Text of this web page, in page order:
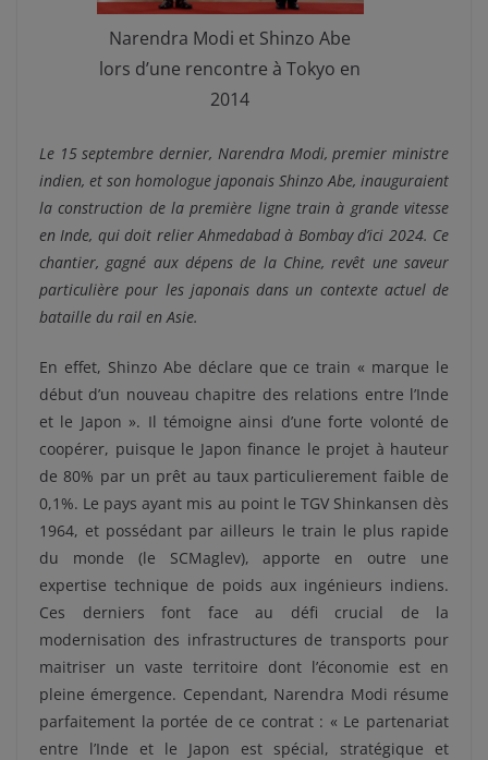
Narendra Modi et Shinzo Abe
lors d’une rencontre à Tokyo en
2014
Le 15 septembre dernier, Narendra Modi, premier ministre
indien, et son homologue japonais Shinzo Abe, inauguraient
la construction de la première ligne train à grande vitesse
en Inde, qui doit relier Ahmedabad à Bombay d’ici 2024. Ce
chantier, gagné aux dépens de la Chine, revêt une saveur
particulière pour les japonais dans un contexte actuel de
bataille du rail en Asie.
En effet, Shinzo Abe déclare que ce train « marque le
début d’un nouveau chapitre des relations entre l’Inde
et le Japon ». Il témoigne ainsi d’une forte volonté de
coopérer, puisque le Japon finance le projet à hauteur
de 80% par un prêt au taux particulierement faible de
0,1%. Le pays ayant mis au point le TGV Shinkansen dès
1964, et possédant par ailleurs le train le plus rapide
du monde (le SCMaglev), apporte en outre une
expertise technique de poids aux ingénieurs indiens.
Ces derniers font face au défi crucial de la
modernisation des infrastructures de transports pour
maitriser un vaste territoire dont l’économie est en
pleine émergence. Cependant, Narendra Modi résume
parfaitement la portée de ce contrat : « Le partenariat
entre l’Inde et le Japon est spécial, stratégique et